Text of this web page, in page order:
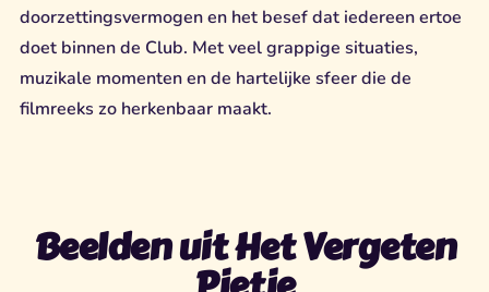
doorzettingsvermogen en het besef dat iedereen ertoe
doet binnen de Club. Met veel grappige situaties,
muzikale momenten en de hartelijke sfeer die de
filmreeks zo herkenbaar maakt.
Beelden uit Het Vergeten